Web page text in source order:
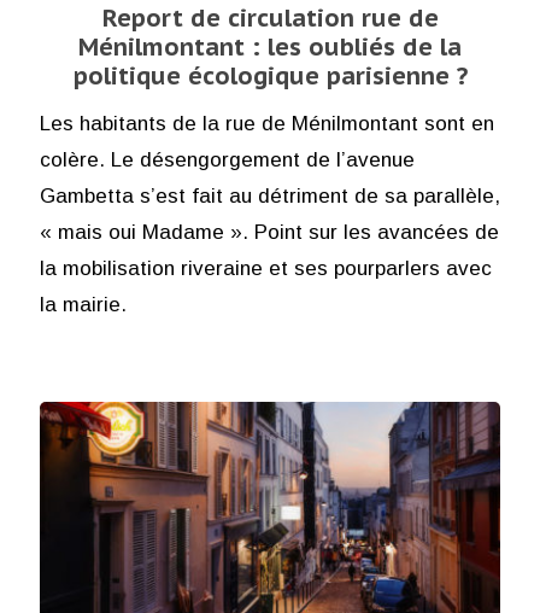
Report de circulation rue de
Ménilmontant : les oubliés de la
politique écologique parisienne ?
Les habitants de la rue de Ménilmontant sont en
colère. Le désengorgement de l’avenue
Gambetta s’est fait au détriment de sa parallèle,
« mais oui Madame ». Point sur les avancées de
la mobilisation riveraine et ses pourparlers avec
la mairie.